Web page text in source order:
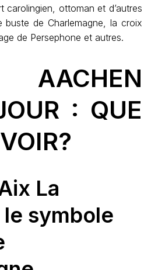
carolingien, ottoman et d’autres
de Charlemagne, la croix
de Persephone et autres.
AACHEN
: QUE
La
symbole